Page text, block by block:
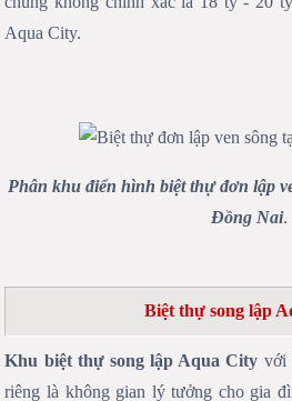
Aqua City.
Phân khu điển hình biệt thự đơn lập
Đồng Nai.
Biệt thự song lập
Khu biệt thự song lập Aqua City với
riêng là không gian lý tưởng cho gia